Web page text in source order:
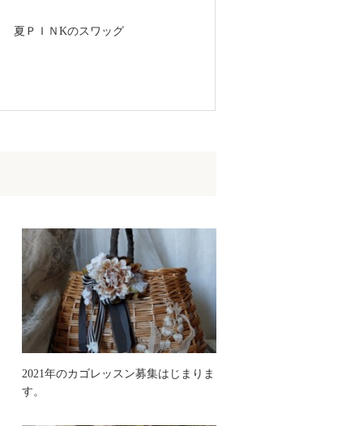
夏ＰＩＮKのスワッグ
2021年のカゴレッスン募集はじまりま
す。